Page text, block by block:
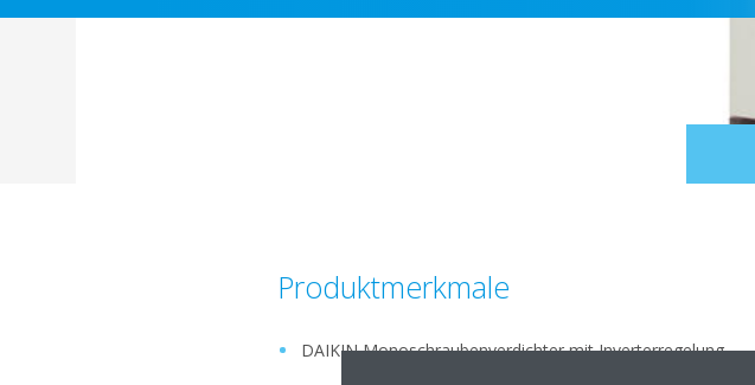
Produktmerkmale
DAIKIN Monoschraubenverdichter mit Inverterregelung